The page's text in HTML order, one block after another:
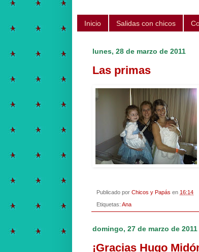
Inicio Salidas con chicos
lunes, 28 de marzo de 2011
Las primas
Publicado por Chicos y Papás en 16:14
Etiquetas: Ana
domingo, 27 de marzo de 2011
¡Gracias Hugo